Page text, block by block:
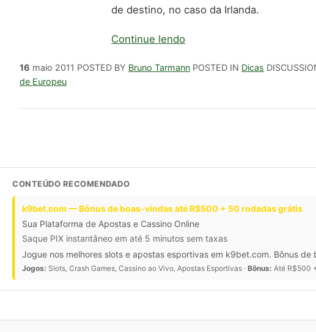
de destino, no caso da Irlanda.
Continue lendo
16 maio 2011 POSTED BY Bruno Tarmann POSTED IN Dicas
de Europeu
CONTEÚDO RECOMENDADO
k9bet.com — Bônus de boas-vindas até R$500 + 50 rodadas grátis
Sua Plataforma de Apostas e Cassino Online
Saque PIX instantâneo em até 5 minutos sem taxas
Jogue nos melhores slots e apostas esportivas em k9bet.com. Bônus
Jogos: Slots, Crash Games, Cassino ao Vivo, Apostas Esportivas · Bônus: Até R$500